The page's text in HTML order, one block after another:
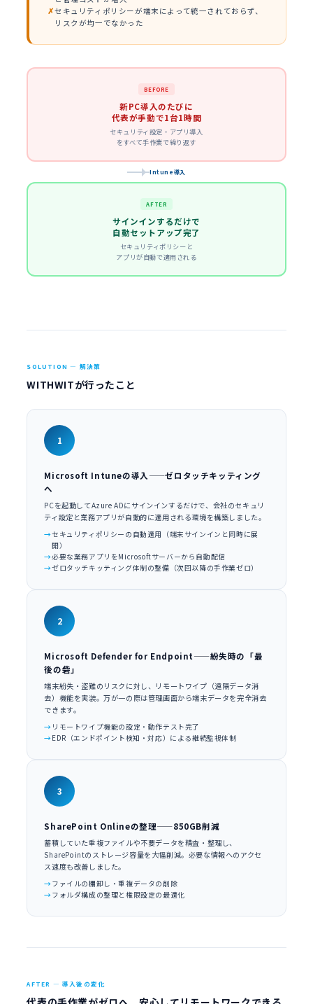
セキュリティポリシーが端末によって統一されておらず、
リスクが均一でなかった
BEFORE
新PC導入のたびに
代表が手動で1台1時間
セキュリティ設定・アプリ導入
をすべて手作業で繰り返す
Intune導入
AFTER
サインインするだけで
自動セットアップ完了
セキュリティポリシーと
アプリが自動で適用される
SOLUTION — 解決策
WITHWITが行ったこと
1
Microsoft Intuneの導入——ゼロタッチキッティング
へ
PCを起動してAzure ADにサインインするだけで、会社のセキュリ
ティ設定と業務アプリが自動的に適用される環境を構築しました。
セキュリティポリシーの自動適用（端末サインインと同時に展
開）
必要な業務アプリをMicrosoftサーバーから自動配信
ゼロタッチキッティング体制の整備（次回以降の手作業ゼロ）
2
Microsoft Defender for Endpoint——紛失時の「最
後の砦」
端末紛失・盗難のリスクに対し、リモートワイプ（遠隔データ消
去）機能を実装。万が一の際は管理画面から端末データを完全消去
できます。
リモートワイプ機能の設定・動作テスト完了
EDR（エンドポイント検知・対応）による継続監視体制
3
SharePoint Onlineの整理——850GB削減
蓄積していた重複ファイルや不要データを精査・整理し、
SharePointのストレージ容量を大幅削減。必要な情報へのアクセ
ス速度も改善しました。
ファイルの棚卸し・重複データの削除
フォルダ構成の整理と権限設定の最適化
AFTER — 導入後の変化